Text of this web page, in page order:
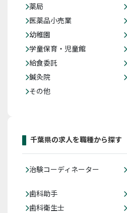
薬局
医薬品小売業
幼稚園
学童保育・児童館
給食委託
鍼灸院
その他
千葉県の求人を職種から探す
治験コーディネーター
歯科助手
歯科衛生士